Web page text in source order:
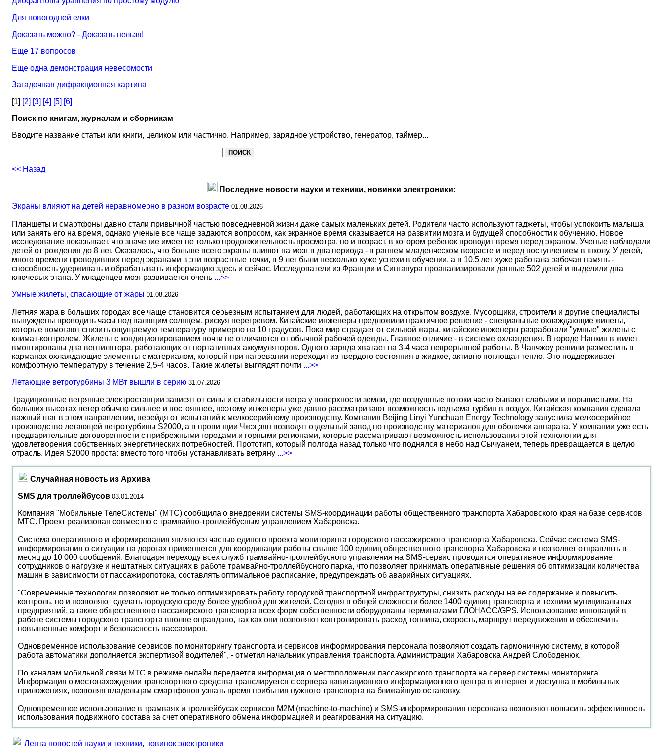
Для новогодней елки
Доказать можно? - Доказать нельзя!
Еще 17 вопросов
Еще одна демонстрация невесомости
Загадочная дифракционная картина
[1] [2] [3] [4] [5] [6]
Поиск по книгам, журналам и сборникам
Вводите название статьи или книги, целиком или частично. Например, зарядное устройство, генератор, таймер...
<< Назад
Последние новости науки и техники, новинки электроники:
Экраны влияют на детей неравномерно в разном возрасте 01.08.2026
Планшеты и смартфоны давно стали привычной частью повседневной жизни даже самых маленьких детей. Родители часто используют гаджеты, чтобы успокоить малыша
или занять его на время, однако ученые все чаще задаются вопросом, как экранное время сказывается на развитии мозга и будущей способности к обучению. Новое
исследование показывает, что значение имеет не только продолжительность просмотра, но и возраст, в котором ребенок проводит время перед экраном. Ученые наблюдали
детей от рождения до 8 лет. Оказалось, что больше всего экраны влияют на мозг в два периода - в раннем младенческом возрасте и перед поступлением в школу. У детей,
много времени проводивших перед экранами в эти возрастные точки, в 9 лет были несколько хуже успехи в обучении, а в 10,5 лет хуже работала рабочая память -
способность удерживать и обрабатывать информацию здесь и сейчас. Исследователи из Франции и Сингапура проанализировали данные 502 детей и выделили два
ключевых этапа. У младенцев мозг развивается очень ...>>
Умные жилеты, спасающие от жары 01.08.2026
Летняя жара в больших городах все чаще становится серьезным испытанием для людей, работающих на открытом воздухе. Мусорщики, строители и другие специалисты
вынуждены проводить часы под палящим солнцем, рискуя перегревом. Китайские инженеры предложили практичное решение - специальные охлаждающие жилеты,
которые помогают снизить ощущаемую температуру примерно на 10 градусов. Пока мир страдает от сильной жары, китайские инженеры разработали "умные" жилеты с
климат-контролем. Жилеты с кондиционированием почти не отличаются от обычной рабочей одежды. Главное отличие - в системе охлаждения. В городе Нанкин в жилет
вмонтированы два вентилятора, работающих от портативных аккумуляторов. Одного заряда хватает на 3-4 часа непрерывной работы. В Чанчжоу решили разместить в
карманах охлаждающие элементы с материалом, который при нагревании переходит из твердого состояния в жидкое, активно поглощая тепло. Это поддерживает
комфортную температуру в течение 2,5-4 часов. Такие жилеты выглядят почти ...>>
Летающие ветротурбины 3 МВт вышли в серию 31.07.2026
Традиционные ветряные электростанции зависят от силы и стабильности ветра у поверхности земли, где воздушные потоки часто бывают слабыми и порывистыми. На
больших высотах ветер обычно сильнее и постояннее, поэтому инженеры уже давно рассматривают возможность подъема турбин в воздух. Китайская компания сделала
важный шаг в этом направлении, перейдя от испытаний к мелкосерийному производству. Компания Beijing Linyi Yunchuan Energy Technology запустила мелкосерийное
производство летающей ветротурбины S2000, а в провинции Чжэцзян возводят отдельный завод по производству материалов для оболочки аппарата. У компании уже есть
предварительные договоренности с прибрежными городами и горными регионами, которые рассматривают возможность использования этой технологии для
удовлетворения собственных энергетических потребностей. Прототип, который полгода назад только что поднялся в небо над Сычуанем, теперь превращается в целую
отрасль. Идея S2000 проста: вместо того чтобы устанавливать ветряну ...>>
Случайная новость из Архива
SMS для троллейбусов 03.01.2014
Компания "Мобильные ТелеСистемы" (МТС) сообщила о внедрении системы SMS-координации работы общественного транспорта Хабаровского края на базе сервисов
МТС. Проект реализован совместно с трамвайно-троллейбусным управлением Хабаровска.
Система оперативного информирования являются частью единого проекта мониторинга городского пассажирского транспорта Хабаровска. Сейчас система SMS-
информирования о ситуации на дорогах применяется для координации работы свыше 100 единиц общественного транспорта Хабаровска и позволяет отправлять в
месяц до 10 000 сообщений. Благодаря переходу всех служб трамвайно-троллейбусного управления на SMS-сервис проводится оперативное информирование
сотрудников о нагрузке и нештатных ситуациях в работе трамвайно-троллейбусного парка, что позволяет принимать оперативные решения об оптимизации количества
машин в зависимости от пассажиропотока, составлять оптимальное расписание, предупреждать об аварийных ситуациях.
"Современные технологии позволяют не только оптимизировать работу городской транспортной инфраструктуры, снизить расходы на ее содержание и повысить
контроль, но и позволяют сделать городскую среду более удобной для жителей. Сегодня в общей сложности более 1400 единиц транспорта и техники муниципальных
предприятий, а также общественного пассажирского транспорта всех форм собственности оборудованы терминалами ГЛОНАСС/GPS. Использование инноваций в
работе системы городского транспорта вполне оправдано, так как они позволяют контролировать расход топлива, скорость, маршрут передвижения и обеспечить
повышенные комфорт и безопасность пассажиров.
Одновременное использование сервисов по мониторингу транспорта и сервисов информирования персонала позволяют создать гармоничную систему, в которой
работа автоматики дополняется экспертизой водителей", - отметил начальник управления транспорта Администрации Хабаровска Андрей Слободенюк.
По каналам мобильной связи МТС в режиме онлайн передается информация о местоположении пассажирского транспорта на сервер системы мониторинга.
Информация о местонахождении транспортного средства транслируется с сервера навигационного информационного центра в интернет и доступна в мобильных
приложениях, позволяя владельцам смартфонов узнать время прибытия нужного транспорта на ближайшую остановку.
Одновременное использование в трамваях и троллейбусах сервисов M2M (machine-to-machine) и SMS-информирования персонала позволяют повысить эффективность
использования подвижного состава за счет оперативного обмена информацией и реагирования на ситуацию.
Лента новостей науки и техники, новинок электроники